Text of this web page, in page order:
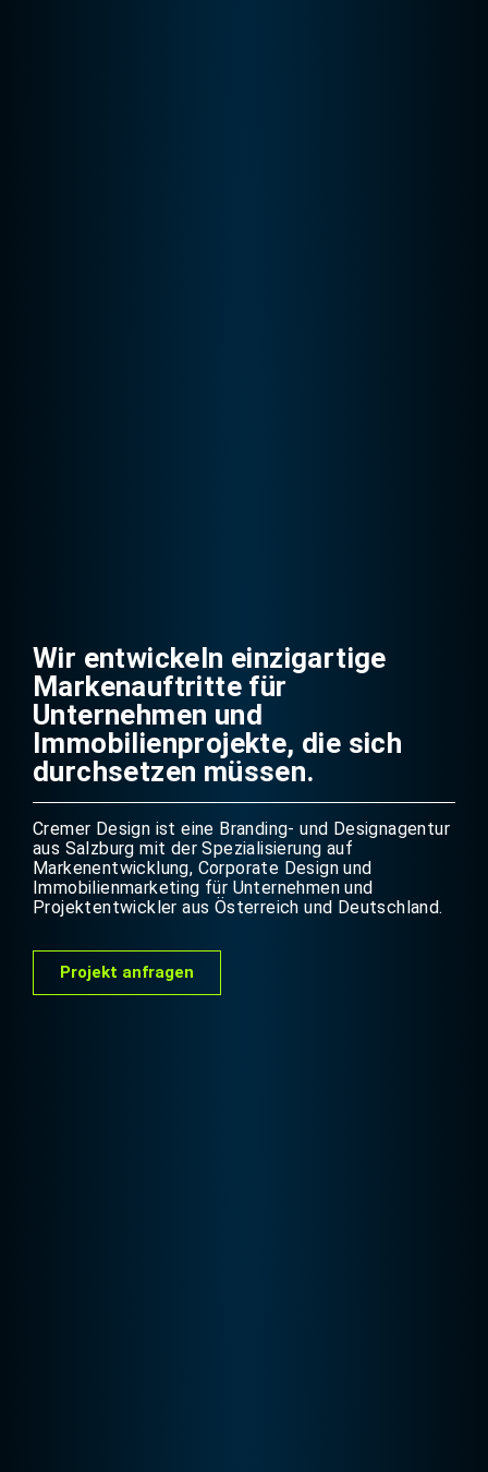
Wir entwickeln einzigartige
Markenauftritte für
Unternehmen und
Immobilienprojekte, die sich
durchsetzen müssen.
Cremer Design ist eine Branding- und Designagentur
aus Salzburg mit der Spezialisierung auf
Markenentwicklung, Corporate Design und
Immobilienmarketing für Unternehmen und
Projektentwickler aus Österreich und Deutschland.
Projekt anfragen